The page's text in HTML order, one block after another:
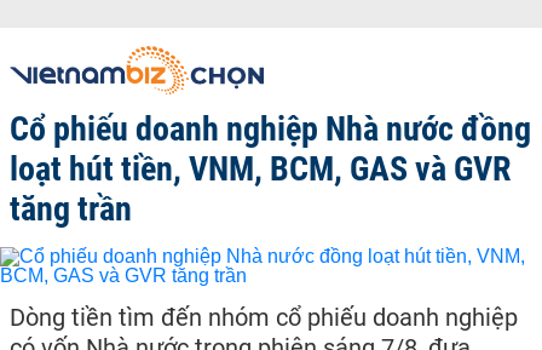
Cổ phiếu doanh nghiệp Nhà nước đồng
loạt hút tiền, VNM, BCM, GAS và GVR
tăng trần
Dòng tiền tìm đến nhóm cổ phiếu doanh nghiệp